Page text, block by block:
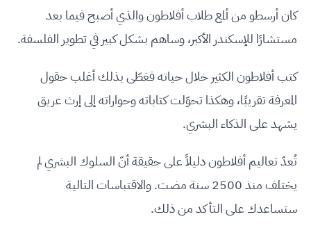
كان أرسطو من ألمع طلاب أفلاطون والذي أصبح فيما بعد
مستشارًا للإسكندر الأكبر، وساهم بشكل كبير في تطوير الفلسفة.
كتب أفلاطون الكثير خلال حياته فغطّى بذلك أغلب حقول
المعرفة تقريبًا، وهكذا تحوّلت كتاباته وحواراته إلى إرث عريق
يشهد على الذكاء البشري.
تُعدّ تعاليم أفلاطون دليلاً على حقيقة أنّ السلوك البشري لم
يختلف منذ 2500 سنة مضت. والاقتباسات التالية
ستساعدك على التأكد من ذلك.